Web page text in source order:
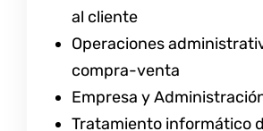
al cliente
Operaciones
compra-venta
Empresa y
Tratamiento informático